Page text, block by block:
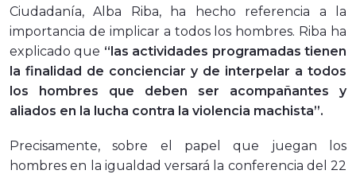
Ciudadanía, Alba Riba, ha hecho referencia a la
importancia de implicar a todos los hombres. Riba ha
explicado que “las actividades programadas tienen
la finalidad de concienciar y de interpelar a todos
los hombres que deben ser acompañantes y
aliados en la lucha contra la violencia machista”.
Precisamente, sobre el papel que juegan los
hombres en la igualdad versará la conferencia del 22